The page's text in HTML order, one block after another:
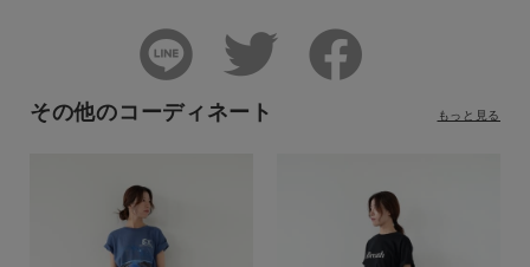
その他のコーディネート もっと見る